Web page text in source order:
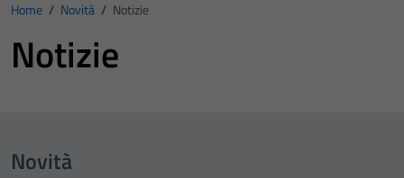
Home / Novità / Notizie
Notizie
Novità